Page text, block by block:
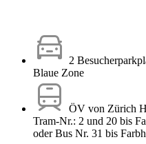
2
Blaue Zone
ÖV von Zürich
Tram-Nr.: 2 und 20 bis
oder Bus Nr. 31 bis